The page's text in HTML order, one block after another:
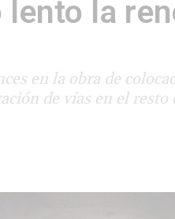
lento la
en la obra de
de vías en el